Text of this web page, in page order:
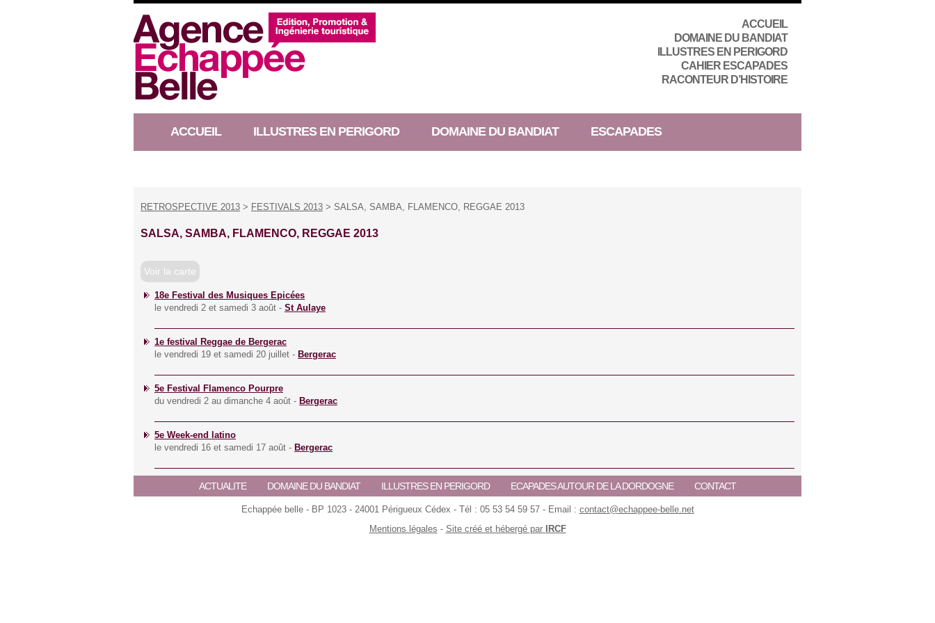
ACCUEIL
DOMAINE DU BANDIAT
ILLUSTRES EN PERIGORD
CAHIER ESCAPADES
RACONTEUR D’HISTOIRE
ACCUEIL ILLUSTRES EN PERIGORD DOMAINE DU BANDIAT ESCAPADES
RETROSPECTIVE 2013 > FESTIVALS 2013 > SALSA, SAMBA, FLAMENCO, REGGAE 2013
SALSA, SAMBA, FLAMENCO, REGGAE 2013
Voir la carte
18e Festival des Musiques Epicées
le vendredi 2 et samedi 3 août - St Aulaye
1e festival Reggae de Bergerac
le vendredi 19 et samedi 20 juillet - Bergerac
5e Festival Flamenco Pourpre
du vendredi 2 au dimanche 4 août - Bergerac
5e Week-end latino
le vendredi 16 et samedi 17 août - Bergerac
ACTUALITE DOMAINE DU BANDIAT ILLUSTRES EN PERIGORD ECAPADES AUTOUR DE LA DORDOGNE CONTACT
Echappée belle - BP 1023 - 24001 Périgueux Cédex - Tél : 05 53 54 59 57 - Email : contact@echappee-belle.net
Mentions légales - Site créé et hébergé par IRCF